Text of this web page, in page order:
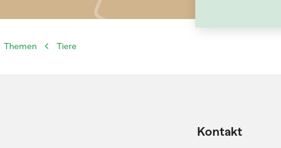
Themen Tiere
Kontakt